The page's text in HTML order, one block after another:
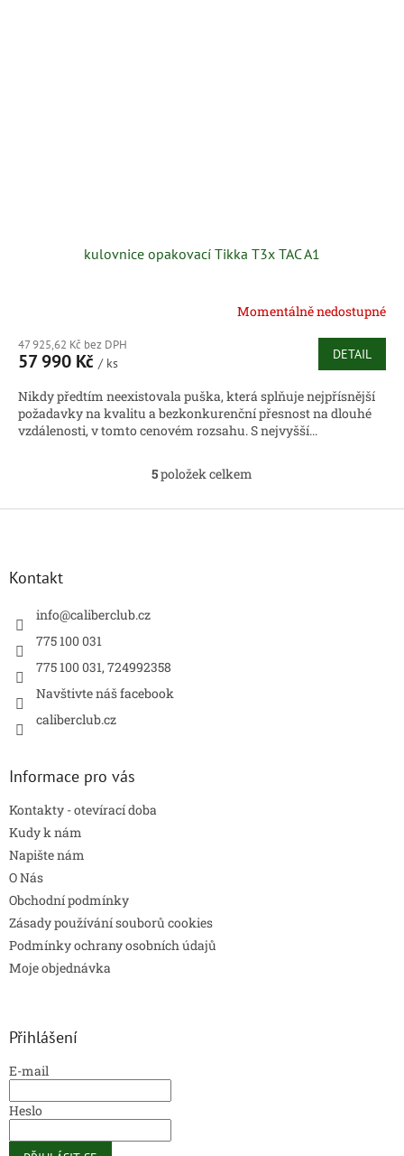
kulovnice opakovací Tikka T3x TAC A1
Momentálně nedostupné
47 925,62 Kč bez DPH
57 990 Kč / ks
DETAIL
Nikdy předtím neexistovala puška, která splňuje nejpřísnější
požadavky na kvalitu a bezkonkurenční přesnost na dlouhé
vzdálenosti, v tomto cenovém rozsahu. S nejvyšší...
O
l
5položek celkem
Z
Kontakt
info@caliberclub.cz
775 100 031
775 100 031, 724992358
Navštivte náš facebook
caliberclub.cz
Informace pro vás
Kontakty - otevírací doba
Kudy k nám
Napište nám
O Nás
Obchodní podmínky
Zásady používání souborů cookies
Podmínky ochrany osobních údajů
Moje objednávka
Přihlášení
E-mail
Heslo